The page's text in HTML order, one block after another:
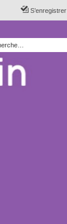
S’enregistrer